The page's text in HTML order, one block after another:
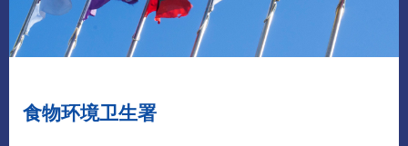
食物环境卫生署